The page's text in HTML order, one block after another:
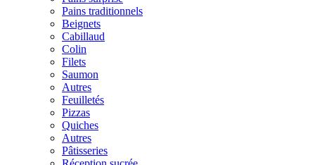
Pains traditionnels
Beignets
Cabillaud
Colin
Filets
Saumon
Autres
Feuilletés
Pizzas
Quiches
Autres
Pâtisseries